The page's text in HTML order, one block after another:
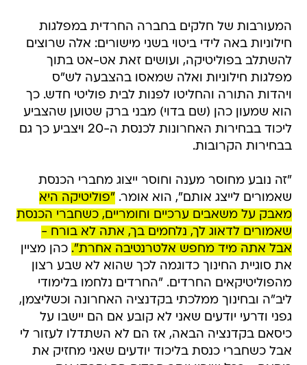
המעורבות של חלקים בחברה החרדית במפלגות
חילוניות באה לידי ביטוי בשני מישורים: אלה שרוצים
להשתלב בפוליטיקה, ועושים זאת אט-אט בתוך
מפלגות חילוניות ואלה שמאסו בהצבעה לש"ס
ויהדות התורה והחליטו לפנות לבית פוליטי חדש. כך
הוא שמעון כהן (שם בדוי) מבני ברק שטוען שהצביע
ליכוד בבחירות האחרונות לכנסת ה-20 ויצביע כך גם
בבחירות הקרובות.
"זה נובע מחוסר מענה וחוסר ייצוג מחברי הכנסת
שאמורים לייצג אותם", הוא אומר. "פוליטיקה היא
מאבק על משאבים ערכיים וחומריים, כשחברי הכנסת
שאמורים לדאוג לך, נלחמים בך, אתה לא בורח -
אבל אתה מיד מחפש אלטרנטיבה אחרת". כהן מציין
את סוגיית החינוך כדוגמה לכך שהוא לא שבע רצון
מהפוליטיקאים החרדים. "החרדים נלחמו בלימודי
ליב"ה ובחינוך ממלכתי בקדנציה האחרונה וכשליצמן,
גפני ודרעי יודעים שאני לא קובע אם הם יישבו על
כיסאם בקדנציה הבאה, אז הם לא השתדלו לעזור לי
אבל כשחברי כנסת בליכוד יודעים שאני מחזיק את